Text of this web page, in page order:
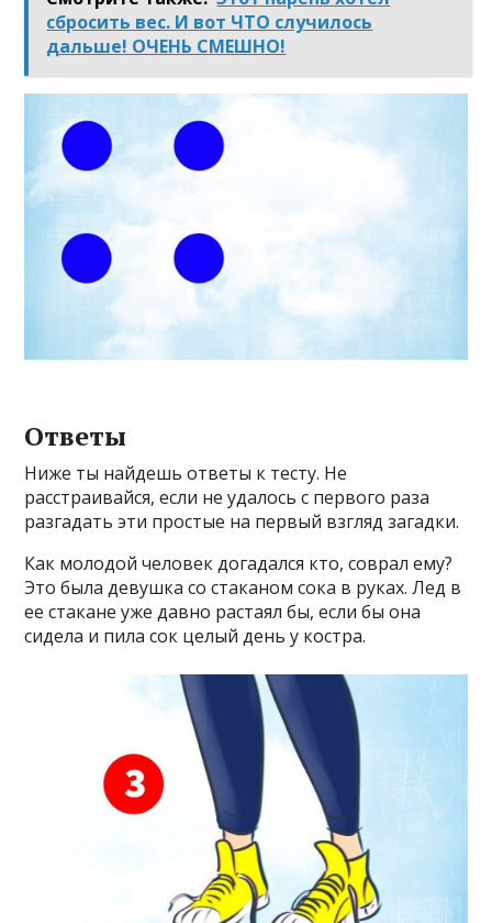
сбросить вес. И вот ЧТО случилось
дальше! ОЧЕНЬ СМЕШНО!
Ответы
Ниже ты найдешь ответы к тесту. Не
расстраивайся, если не удалось с первого раза
разгадать эти простые на первый взгляд загадки.
Как молодой человек догадался кто, соврал ему?
Это была девушка со стаканом сока в руках. Лед в
ее стакане уже давно растаял бы, если бы она
сидела и пила сок целый день у костра.